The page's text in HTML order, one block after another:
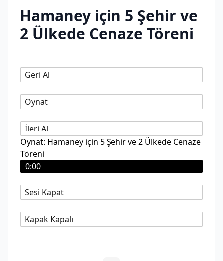
Hamaney için 5 Şehir ve
2 Ülkede Cenaze Töreni
Geri Al
Oynat
İleri Al
Oynat: Hamaney için 5 Şehir ve 2 Ülkede Cenaze
Töreni
0:00
Sesi Kapat
Kapak Kapalı